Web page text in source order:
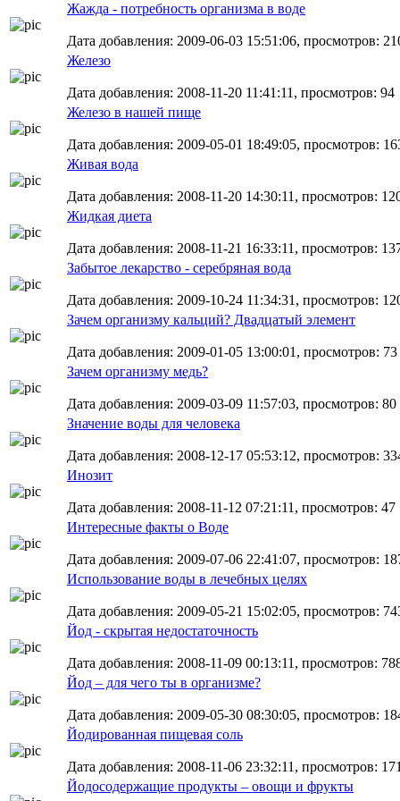
Жажда - потребность организма в воде
Дата добавления: 2009-06-03 15:51:06, просмотров:
Железо
Дата добавления: 2008-11-20 11:41:11, просмотров: 94
Железо в нашей пище
Дата добавления: 2009-05-01 18:49:05, просмотров:
Живая вода
Дата добавления: 2008-11-20 14:30:11, просмотров:
Жидкая диета
Дата добавления: 2008-11-21 16:33:11, просмотров:
Забытое лекарство - серебряная вода
Дата добавления: 2009-10-24 11:34:31, просмотров:
Зачем организму кальций? Двадцатый элемент
Дата добавления: 2009-01-05 13:00:01, просмотров: 73
Зачем организму медь?
Дата добавления: 2009-03-09 11:57:03, просмотров: 80
Значение воды для человека
Дата добавления: 2008-12-17 05:53:12, просмотров:
Инозит
Дата добавления: 2008-11-12 07:21:11, просмотров: 47
Интересные факты о Воде
Дата добавления: 2009-07-06 22:41:07, просмотров:
Использование воды в лечебных целях
Дата добавления: 2009-05-21 15:02:05, просмотров:
Йод - скрытая недостаточность
Дата добавления: 2008-11-09 00:13:11, просмотров:
Йод – для чего ты в организме?
Дата добавления: 2009-05-30 08:30:05, просмотров:
Йодированная пищевая соль
Дата добавления: 2008-11-06 23:32:11, просмотров:
Йодосодержащие продукты – овощи и фрукты